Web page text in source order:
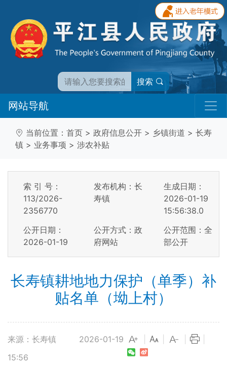
搜索
网站导航
当前位置： 首页 > 政府信息公开 > 乡镇街道 > 长寿
镇 > 业务事项 > 涉农补贴
索 引 号：
113/2026-
2356770
发布机构：长
寿镇
生成日期：
2026-01-19
15:56:38.0
公开日期：
2026-01-19
公开方式：政
府网站
公开范围：全
部公开
长寿镇耕地地力保护（单季）补
贴名单（坳上村）
来源：长寿镇
2026-01-19
15:56